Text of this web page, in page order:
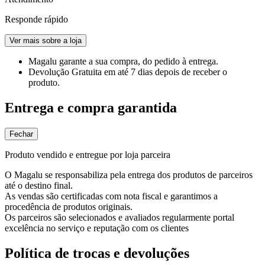
Responde rápido
Ver mais sobre a loja
Magalu garante a sua compra, do pedido à entrega.
Devolução Gratuita em até 7 dias depois de receber o
produto.
Entrega e compra garantida
Fechar
Produto vendido e entregue por loja parceira
O Magalu se responsabiliza pela entrega dos produtos de parceiros
até o destino final.
As vendas são certificadas com nota fiscal e garantimos a
procedência de produtos originais.
Os parceiros são selecionados e avaliados regularmente portal
excelência no serviço e reputação com os clientes
Política de trocas e devoluções